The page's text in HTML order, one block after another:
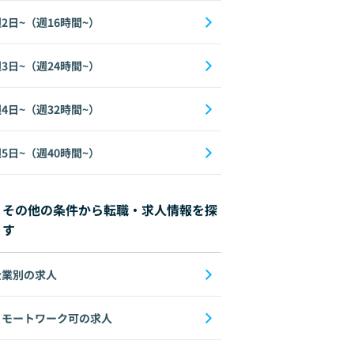
日~（週16時間~）
日~（週24時間~）
日~（週32時間~）
日~（週40時間~）
その他の条件から転職・求人情報を探
す
別の求人
モートワーク可の求人